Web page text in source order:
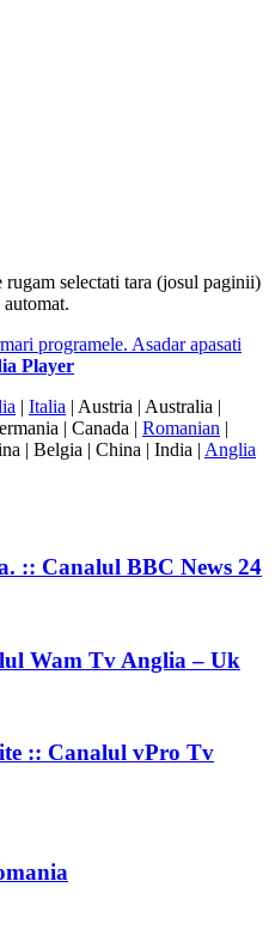
selectati tara (josul paginii)
programele. Asadar apasati
Player
| Italia | Austria | Australia |
| Canada | Romanian |
| Belgia | China | India | Anglia
:: Canalul BBC News 24
Wam Tv Anglia – Uk
:: Canalul vPro Tv